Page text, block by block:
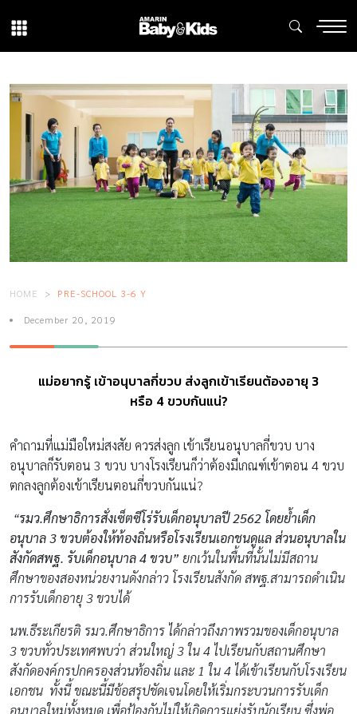
HOME PRE-SCHOOL 3-6 Y
December 20, 2019
แม่อยากรู้ เข้าอนุบาลกี่ขวบ ส่งลูกเข้าเรียนต้องอายุ 3
หรือ 4 ขวบกันแน่?
คำถามที่แม่มือใหม่สงสัย ควรส่งลูก เข้าเรียนอนุบาลกี่ขวบ บาง
อนุบาลก็รับตอน 3 ขวบ บางโรงเรียนก็ว่าต้องมีเกณฑ์เข้าตอน 4 ขวบ
ตกลงลูกต้องเข้าเรียนตอนกี่ขวบกันแน่?
“รมว.ศึกษาธิการสั่งเซ็ตซีโร่รับเด็กอนุบาลปี2562 โดยย้ำเด็ก
อนุบาล3 ขวบต้องให้ท้องถิ่นหรือโรงเรียนเอกชนดูแลส่วนอนุบาลใน
สังกัดสพฐ. รับเด็กอนุบาล4 ขวบ” ยกเว้นในพื้นที่นั้นไม่มีสถาน
ศึกษาของสองหน่วยงานดังกล่าว โรงเรียนสังกัด สพฐ.สามารถดำเนิน
การรับเด็กอายุ 3 ขวบได้
นพ.ธีระเกียรติ รมว.ศึกษาธิการ ได้กล่าวถึงภาพรวมของเด็กอนุบาล
3 ขวบทั่วประเทศพบว่า ส่วนใหญ่ 3 ใน 4 ไปเรียนกับสถานศึกษา
สังกัดองค์กรปกครองส่วนท้องถิ่น และ 1 ใน 4 ได้เข้าเรียนกับโรงเรียน
เอกชน ทั้งนี้ ขณะนี้มีข้อสรุปชัดเจนโดยให้เริ่มกระบวนการรับเด็ก
อนุบาลใหม่ทั้งหมด เพื่อป้องกันไม่ให้เกิดการแย่งรับนักเรียน ซึ่งพ่อ